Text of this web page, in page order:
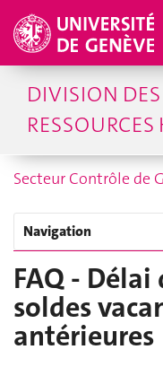
DIVISION DES
Secteur Contrôle de
Navigation
FAQ - Délai
soldes
antérieures